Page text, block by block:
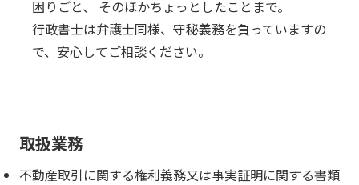
困りごと、 そのほかちょっとしたことまで。
行政書士は弁護士同様、守秘義務を負っていますの
で、安心してご相談ください。
取扱業務
不動産取引に関する権利義務又は事実証明に関する書類